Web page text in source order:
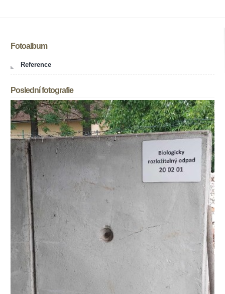
Fotoalbum
Reference
Poslední fotografie